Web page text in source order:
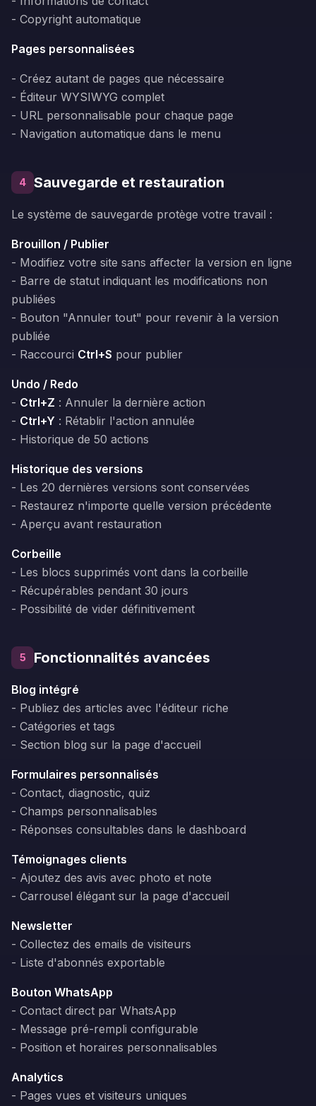
- Copyright automatique
Pages personnalisées
- Créez autant de pages que nécessaire
- Éditeur WYSIWYG complet
- URL personnalisable pour chaque page
- Navigation automatique dans le menu
4 Sauvegarde et restauration
Le système de sauvegarde protège votre travail :
Brouillon / Publier
- Modifiez votre site sans affecter la version en ligne
- Barre de statut indiquant les modifications non
publiées
- Bouton "Annuler tout" pour revenir à la version
publiée
- Raccourci Ctrl+S pour publier
Undo / Redo
- Ctrl+Z : Annuler la dernière action
- Ctrl+Y : Rétablir l'action annulée
- Historique de 50 actions
Historique des versions
- Les 20 dernières versions sont conservées
- Restaurez n'importe quelle version précédente
- Aperçu avant restauration
Corbeille
- Les blocs supprimés vont dans la corbeille
- Récupérables pendant 30 jours
- Possibilité de vider définitivement
5 Fonctionnalités avancées
Blog intégré
- Publiez des articles avec l'éditeur riche
- Catégories et tags
- Section blog sur la page d'accueil
Formulaires personnalisés
- Contact, diagnostic, quiz
- Champs personnalisables
- Réponses consultables dans le dashboard
Témoignages clients
- Ajoutez des avis avec photo et note
- Carrousel élégant sur la page d'accueil
Newsletter
- Collectez des emails de visiteurs
- Liste d'abonnés exportable
Bouton WhatsApp
- Contact direct par WhatsApp
- Message pré-rempli configurable
- Position et horaires personnalisables
Analytics
- Pages vues et visiteurs uniques